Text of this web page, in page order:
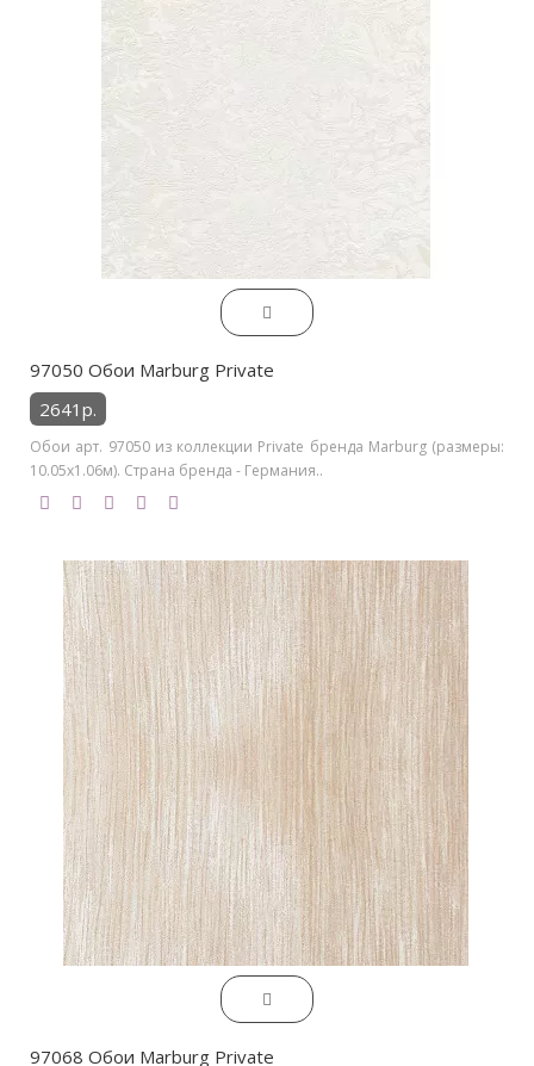
97050 Обои Marburg Private
2641р.
Обои арт. 97050 из коллекции Private бренда Marburg (размеры:
10.05х1.06м). Страна бренда - Германия..
97068 Обои Marburg Private